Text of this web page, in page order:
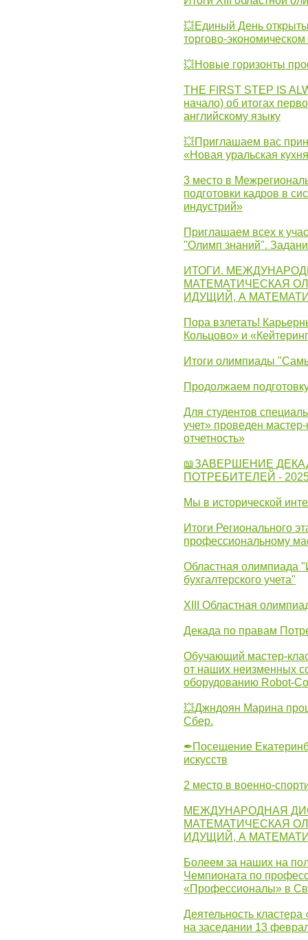
💥Единый День
торгово-
💥Новые горизонты
THE FIRST STEP IS
начало) об итогах
английскому языку
💥Приглашаем вас
«Новая уральская
3 место в
подготовки кадров в
индустрий»
Приглашаем всех к
"Олимп знаний".
ИТОГИ.
МАТЕМАТИЧЕСКАЯ
ИДУЩИЙ, А
Пора взлетать!
Кольцово» и
Итоги олимпиады
Продолжаем
Для студентов
учет» проведен
отчетность»
📖ЗАВЕРШЕНИЕ
ПОТРЕБИТЕЛЕЙ -
Мы в исторической
Итоги Регионального
профессиональному
Областная олимпиада
бухгалтерского учета"
XIII Областная
Декада по правам
Обучающий мастер-
от наших неизменных
оборудованию Robot-
💥Джндоян Марина
Сбер.
✒Посещение
искусств
2 место в военно-
МЕЖДУНАРОДНАЯ
МАТЕМАТИЧЕСКАЯ
ИДУЩИЙ, А
Болеем за наших на
Чемпионата по
«Профессионалы» в
Деятельность
на заседании 13